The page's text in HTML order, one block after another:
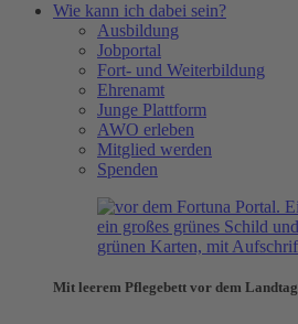
Wie kann ich dabei sein?
Ausbildung
Jobportal
Fort- und Weiterbildung
Ehrenamt
Junge Plattform
AWO erleben
Mitglied werden
Spenden
Mit leerem Pflegebett vor dem Landtag